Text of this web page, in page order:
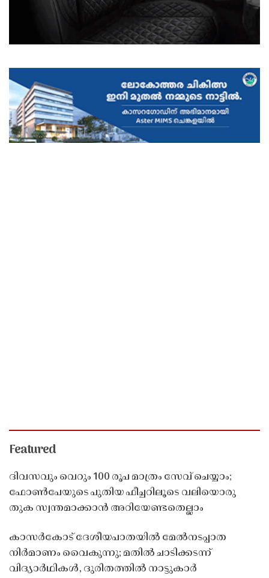
Featured
ദിവസവും വെറും 100 രൂപ മാത്രം സേവ് ചെയ്യാം;
ഫോൺപേയുടെ പുതിയ ഫീച്ചറിലൂടെ വലിയൊരു
തുക സ്വന്തമാക്കാൻ അറിയേണ്ടതെല്ലാം
കാസർകോട് ദേശീയപാതയിൽ മേൽനടപ്പാത
നിർമാണം വൈകുന്നു; മതിൽ ചാടിക്കടന്ന്
വിദ്യാർഥികൾ, ദുരിതത്തിൽ നാട്ടുകാർ